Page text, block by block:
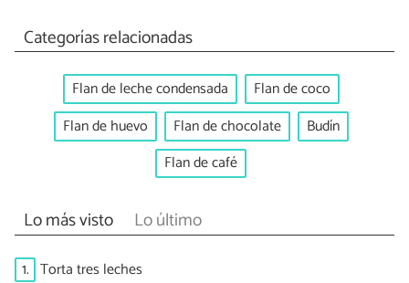
Categorías relacionadas
Flan de leche condensada
Flan de coco
Flan de huevo
Flan de chocolate
Budín
Flan de café
Lo más visto Lo último
1. Torta tres leches